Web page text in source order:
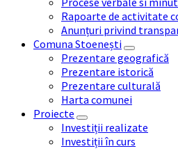
Rapoarte de activitate
Anunțuri privind
Comuna Stoenești
Prezentare geografică
Prezentare istorică
Prezentare culturală
Harta comunei
Proiecte
Investiții realizate
Investiții în curs